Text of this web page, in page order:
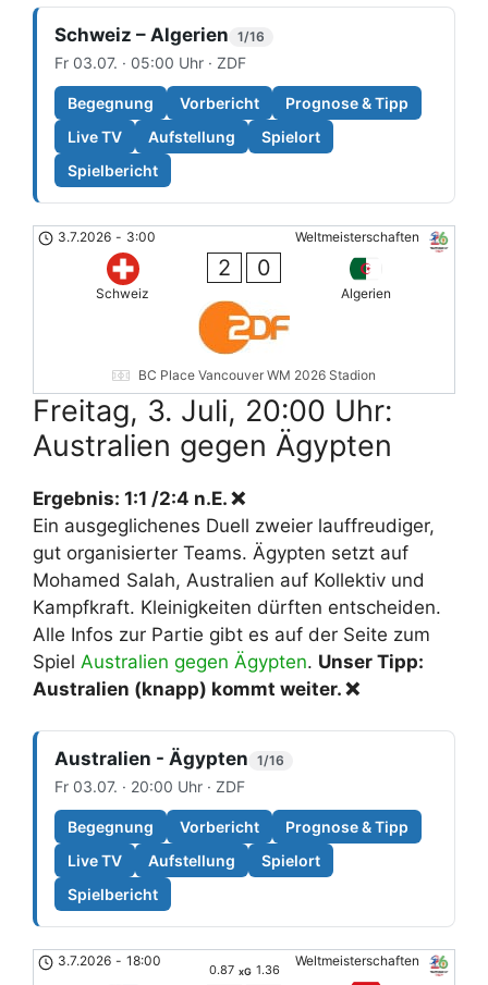
Schweiz – Algerien 1/16
Fr 03.07. · 05:00 Uhr · ZDF
Begegnung Vorbericht
Prognose & Tipp
Live TV
Aufstellung
Spielort
Spielbericht
Weltmeisterschaften
3.7.2026 - 3:00
Schweiz
2 0
Algerien
BC Place Vancouver WM 2026 Stadion
Freitag, 3. Juli, 20:00 Uhr:
Australien gegen Ägypten
Ergebnis: 1:1 /2:4 n.E. ❌
Ein ausgeglichenes Duell zweier lauffreudiger,
gut organisierter Teams. Ägypten setzt auf
Mohamed Salah, Australien auf Kollektiv und
Kampfkraft. Kleinigkeiten dürften entscheiden.
Alle Infos zur Partie gibt es auf der Seite zum
Spiel Australien gegen Ägypten. Unser Tipp:
Australien (knapp) kommt weiter. ❌
Australien - Ägypten 1/16
Fr 03.07. · 20:00 Uhr · ZDF
Begegnung Vorbericht
Prognose & Tipp
Live TV
Aufstellung
Spielort
Spielbericht
Weltmeisterschaften
3.7.2026 - 18:00
0.87 xG 1.36